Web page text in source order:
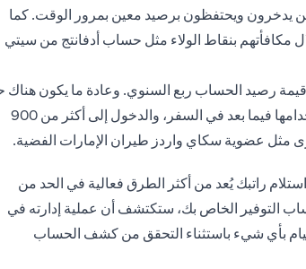
يدخرون ويحتفظون برصيد معين بمرور الوقت. كما
مكافأتهم بنقاط الولاء مثل حساب أدفانتج من سيتي
رصيد الحساب ربع السنوي. وعادة ما يكون هناك
أدنى للرصيد الذي يجب الاحتفاظ به من أجل التأهل لكسب أميال جوية واستخدامها فيما بعد في السفر، والدخول إلى أكثر من 900
مثل عضوية سكاي واردز طيران الإمارات الفضية.
راتبك يُعد من أكثر الطرق فعالية في الحد من
التوفير الخاص بك، ستكتشف أن عملية إدارته في
بأي شيء باستثناء التحقق من كشف الحساب